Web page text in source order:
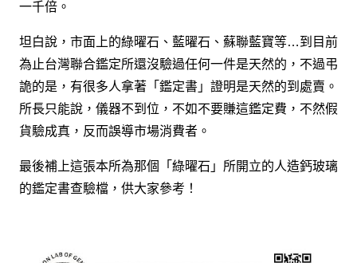
一千倍。
坦白說，市面上的綠曜石、藍曜石、蘇聯藍寶等…到目前
為止台灣聯合鑑定所還沒驗過任何一件是天然的，不過弔
詭的是，有很多人拿著「鑑定書」證明是天然的到處賣。
所長只能說，儀器不到位，不如不要賺這鑑定費，不然假
貨驗成真，反而誤導市場消費者。
最後補上這張本所為那個「綠曜石」所開立的人造鈣玻璃
的鑑定書查驗檔，供大家參考！